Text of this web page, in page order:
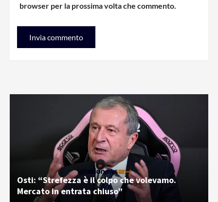
browser per la prossima volta che commento.
Osti: “Strefezza è il colpo che volevamo.
Mercato in entrata chiuso”